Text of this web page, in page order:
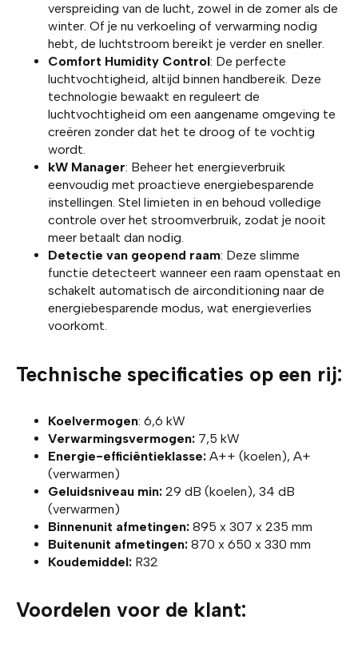
verspreiding van de lucht, zowel in de zomer als de
winter. Of je nu verkoeling of verwarming nodig
hebt, de luchtstroom bereikt je verder en sneller.
Comfort Humidity Control: De perfecte
luchtvochtigheid, altijd binnen handbereik. Deze
technologie bewaakt en reguleert de
luchtvochtigheid om een aangename omgeving te
creëren zonder dat het te droog of te vochtig
wordt.
kW Manager: Beheer het energieverbruik
eenvoudig met proactieve energiebesparende
instellingen. Stel limieten in en behoud volledige
controle over het stroomverbruik, zodat je nooit
meer betaalt dan nodig.
Detectie van geopend raam: Deze slimme
functie detecteert wanneer een raam openstaat en
schakelt automatisch de airconditioning naar de
energiebesparende modus, wat energieverlies
voorkomt.
Technische specificaties op een rij:
Koelvermogen: 6,6 kW
Verwarmingsvermogen: 7,5 kW
Energie-efficiëntieklasse: A++ (koelen), A+
(verwarmen)
Geluidsniveau min: 29 dB (koelen), 34 dB
(verwarmen)
Binnenunit afmetingen: 895 x 307 x 235 mm
Buitenunit afmetingen: 870 x 650 x 330 mm
Koudemiddel: R32
Voordelen voor de klant: